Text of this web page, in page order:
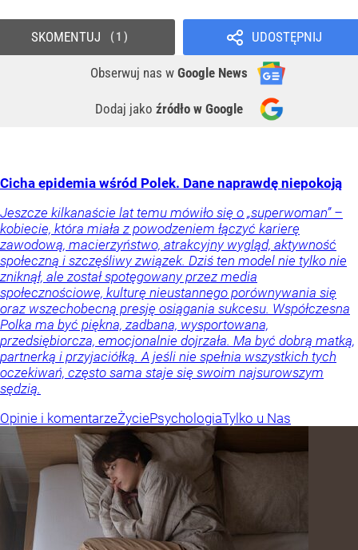
UDOSTĘPNIJ
Obserwuj nas w Google News
Dodaj jako źródło w Google
SKOMENTUJ 1
Cicha epidemia wśród Polek. Dane naprawdę niepokoją
Jeszcze kilkanaście lat temu mówiło się o „superwoman” –
kobiecie, która miała z powodzeniem łączyć karierę
zawodową, macierzyństwo, atrakcyjny wygląd, aktywność
społeczną i szczęśliwy związek. Dziś ten model nie tylko nie
zniknął, ale został spotęgowany przez media
społecznościowe, kulturę nieustannego porównywania się
oraz wszechobecną presję osiągania sukcesu. Współczesna
Polka ma być piękna, zadbana, wysportowana,
przedsiębiorcza, emocjonalnie dojrzała. Ma być dobrą matką,
partnerką i przyjaciółką. A jeśli nie spełnia wszystkich tych
oczekiwań, często sama staje się swoim najsurowszym
sędzią.
Opinie i komentarzeŻyciePsychologiaTylko u Nas